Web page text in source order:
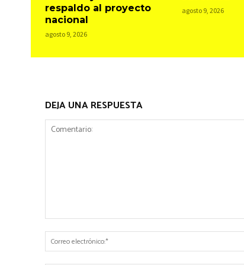
respaldo al proyecto
nacional
agosto 9, 2026
agosto 9, 2026
DEJA UNA RESPUESTA